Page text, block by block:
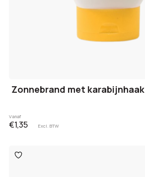
Zonnebrand met karabijnhaak
Vanaf
€1,35 Excl. BTW
Toevoegen
aan